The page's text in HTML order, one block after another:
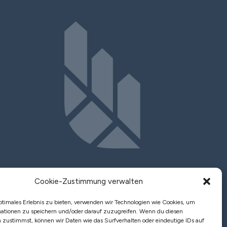
Cookie-Zustimmung verwalten
Erlebnis zu bieten, verwenden wir Technologien wie Cookies, um
zu speichern und/oder darauf zuzugreifen. Wenn du diesen
zustimmst, können wir Daten wie das Surfverhalten oder eindeutige IDs auf
Kontakt